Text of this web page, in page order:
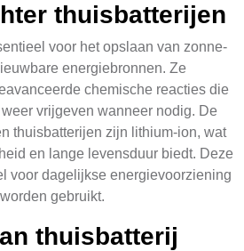
thuisbatterijen
voor het opslaan van zonne-
energiebronnen. Ze
chemische reacties die
vrijgeven wanneer nodig. De
thuisbatterijen zijn lithium-ion, wat
en lange levensduur biedt. Deze
voor dagelijkse energievoorziening
gebruikt.
thuisbatterij